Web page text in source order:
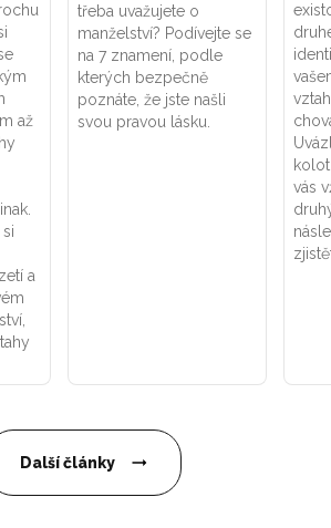
až
a
třeba uvažujete o
manželství? Podívejte se
na 7 znamení, podle
kterých bezpečně
poznáte, že jste našli
svou pravou lásku.
vás
Další články